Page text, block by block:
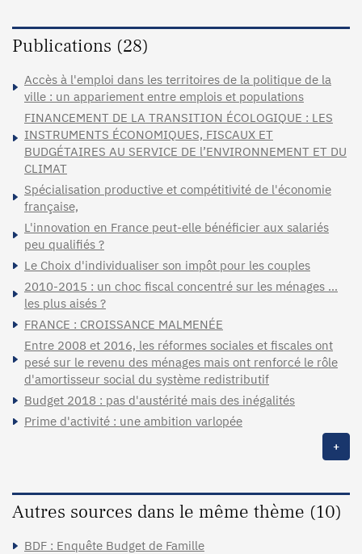
Publications (28)
Accès à l'emploi dans les territoires de la politique de la
ville : un appariement entre emplois et populations
FINANCEMENT DE LA TRANSITION ÉCOLOGIQUE : LES
INSTRUMENTS ÉCONOMIQUES, FISCAUX ET
BUDGÉTAIRES AU SERVICE DE l’ENVIRONNEMENT ET DU
CLIMAT
Spécialisation productive et compétitivité de l'économie
française,
L'innovation en France peut-elle bénéficier aux salariés
peu qualifiés ?
Le Choix d'individualiser son impôt pour les couples
2010-2015 : un choc fiscal concentré sur les ménages …
les plus aisés ?
FRANCE : CROISSANCE MALMENÉE
Entre 2008 et 2016, les réformes sociales et fiscales ont
pesé sur le revenu des ménages mais ont renforcé le rôle
d'amortisseur social du système redistributif
Budget 2018 : pas d'austérité mais des inégalités
Prime d'activité : une ambition varlopée
+
Autres sources dans le même thème (10)
BDF : Enquête Budget de Famille